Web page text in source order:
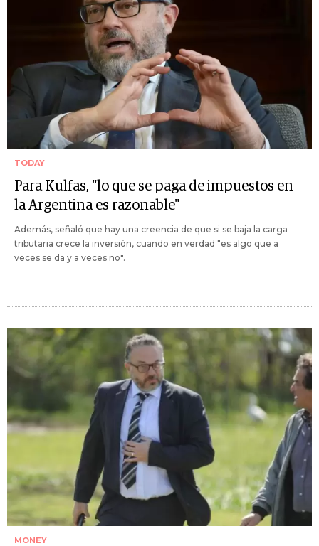
TODAY
Para Kulfas, "lo que se paga de impuestos en
la Argentina es razonable"
Además, señaló que hay una creencia de que si se baja la carga
tributaria crece la inversión, cuando en verdad "es algo que a
veces se da y a veces no".
MONEY